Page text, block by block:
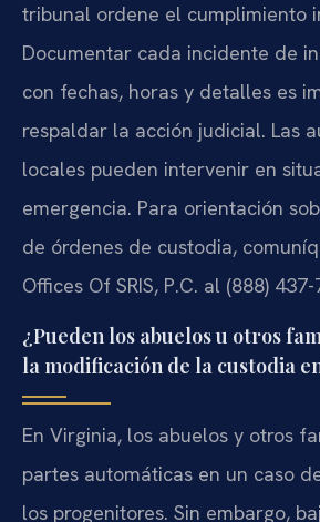
tribunal ordene el cumplimiento
Documentar cada incidente de
con fechas, horas y detalles es
respaldar la acción judicial. Las
locales pueden intervenir en
emergencia. Para orientación
de órdenes de custodia,
Offices Of SRIS, P.C. al (888)
¿Pueden los abuelos u otros
la modificación de la custodia
En Virginia, los abuelos y otros
partes automáticas en un caso
los progenitores. Sin embargo,